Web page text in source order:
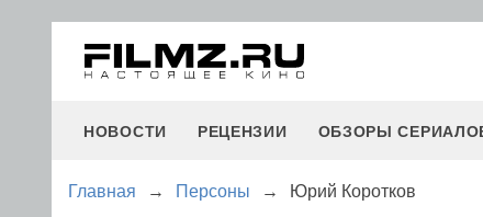
НОВОСТИ РЕЦЕНЗИИ ОБЗОРЫ
Главная → Персоны → Юрий Коротков